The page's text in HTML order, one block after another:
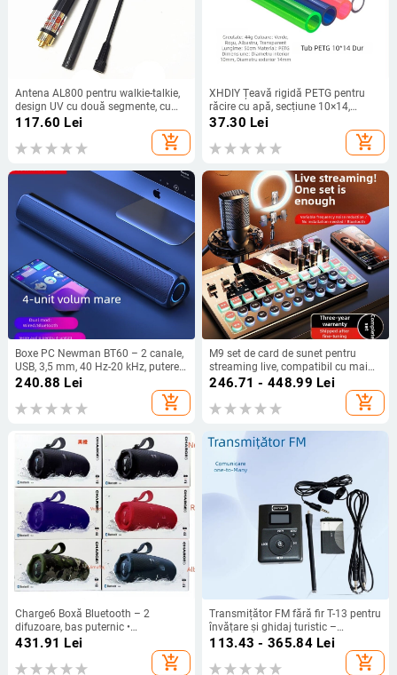
Antena AL800 pentru walkie-talkie,
design UV cu două segmente, cu
mare câștig, impedanță de 50 Ω,
interval de frecvență 1,5–3 km,
distanță teoretică 3–5 km
117.60 Lei
add_shopping_cart
XHDIY Țeavă rigidă PETG pentru
răcire cu apă, secțiune 10×14,
conexiune Quick-Twist
37.30 Lei
add_shopping_cart
Boxe PC Newman BT60 – 2 canale,
USB, 3,5 mm, 40 Hz-20 kHz, putere
5W×2
240.88 Lei
add_shopping_cart
M9 set de card de sunet pentru
streaming live, compatibil cu mai
multe dispozitive, înregistrare,
karaoke și reglaj audio – microfon
all-in-one ( baterie încorporată
h, SNR ≥100 dB, conectare prin
cablu)
246.71 - 448.99 Lei
add_shopping_cart
Charge6 Boxă Bluetooth – 2
difuzoare, bas puternic •
Specificații: Bluetooth 5.3 | 40W |
100Hz-20kHz | SNR ≥100dB | IPX5
431.91 Lei
add_shopping_cart
Transmițător FM fără fir T-13 pentru
învățare și ghidaj turistic –
Microfon încorporat, baterie
încorporată, 2 W, SNR < 60 dB,
răspuns în frecvență
113.43 - 365.84Lei
add_shopping_cart